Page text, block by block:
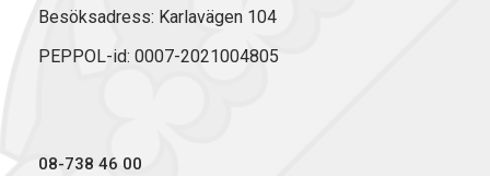
Besöksadress: Karlavägen 104
PEPPOL-id: 0007-2021004805
08-738 46 00